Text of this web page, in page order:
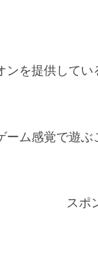
ンを提供して
ーム感覚で遊
スポ